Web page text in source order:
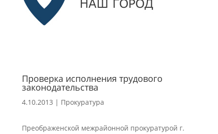
Проверка исполнения трудового
законодательства
4.10.2013 | Прокуратура
Преображенской межрайонной прокуратурой г.